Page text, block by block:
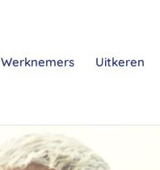
Werknemers Uitkeren